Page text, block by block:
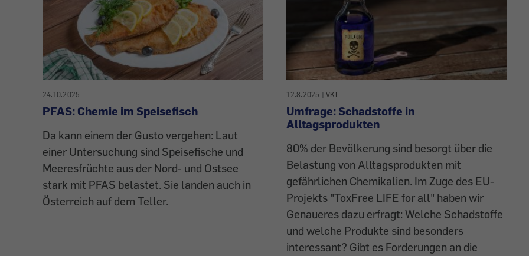
24.10.2025
PFAS: Chemie im Speisefisch
Da kann einem der Gusto vergehen: Laut
einer Untersuchung sind Speisefische und
Meeresfrüchte aus der Nord- und Ostsee
stark mit PFAS belastet. Sie landen auch in
Österreich auf dem Teller.
12.8.2025 |VKI
Umfrage: Schadstoffe in
Alltagsprodukten
80% der Bevölkerung sind besorgt über die
Belastung von Alltagsprodukten mit
gefährlichen Chemikalien. Im Zuge des EU-
Projekts "ToxFree LIFE for all" haben wir
Genaueres dazu erfragt: Welche Schadstoffe
und welche Produkte sind besonders
interessant? Gibt es Forderungen an die